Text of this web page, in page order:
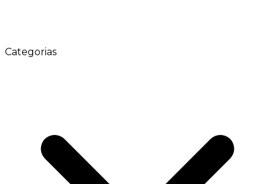
Categorias